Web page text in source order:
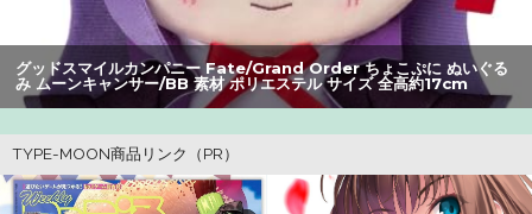
成人向けゲーム『ヤリステ メスブター』開発者絶望、銀行
がsteamからの入金を拒否→金が入ってなくても売上金額
分の納税義務あり
26/08/02のニュース
【速報】ゼレンスキー大統領「日本の支援は期待されたほ
グッドスマイルカンパニー Fate/Grand Order ちょこぷに ぬいぐる
み ムーンキャンサー/BB 素材 ポリエステル サイズ 全高約17cm